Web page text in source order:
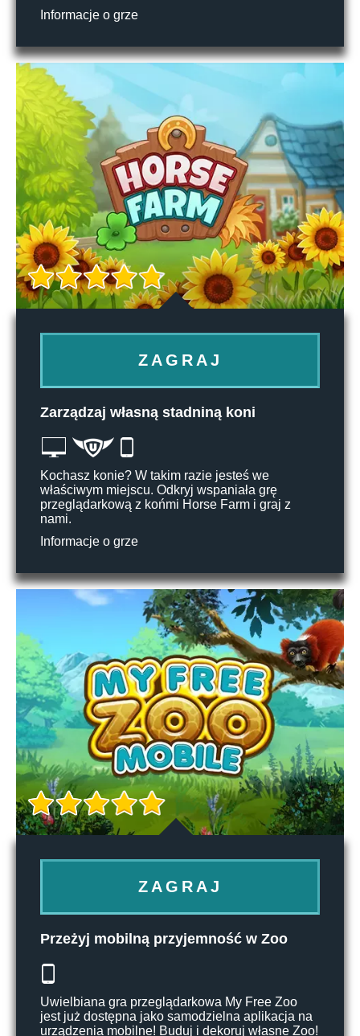
Informacje o grze
ZAGRAJ
Zarządzaj własną stadniną koni
Kochasz konie? W takim razie jesteś we
właściwym miejscu. Odkryj wspaniała grę
przeglądarkową z końmi Horse Farm i graj z
nami.
Informacje o grze
ZAGRAJ
Przeżyj mobilną przyjemność w Zoo
Uwielbiana gra przeglądarkowa My Free Zoo
jest już dostępna jako samodzielna aplikacja na
urządzenia mobilne! Buduj i dekoruj własne Zoo!